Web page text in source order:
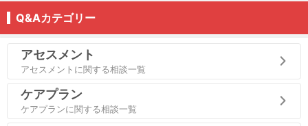
Q&Aカテゴリー
アセスメント
アセスメントに関する相談一覧
ケアプラン
ケアプランに関する相談一覧